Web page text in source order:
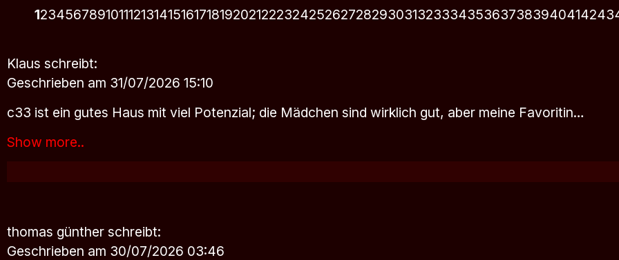
12345678910111213141516171819202122232425262728293031323334353637383940414243
Klaus schreibt:
Geschrieben am 31/07/2026 15:10
c33 ist ein gutes Haus mit viel Potenzial; die Mädchen sind wirklich gut, aber meine Favoritin…
Show more..
thomas günther schreibt:
Geschrieben am 30/07/2026 03:46